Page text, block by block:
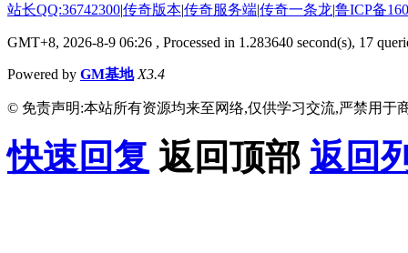
站长QQ:36742300|传奇版本|传奇服务端|传奇一条龙|鲁ICP备
GMT+8, 2026-8-9 06:26 , Processed in 1.283640 second(s), 17
Powered by GM基地 X3.4
© 免责声明:本站所有资源均来至网络,仅供学习交流,严禁用于
快速回复 返回顶部 返回